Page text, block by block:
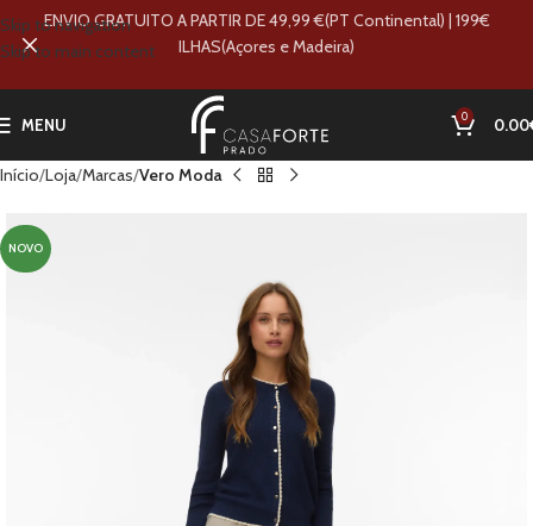
Skip to navigation
Skip to main content
MENU 0 0.00
Início Loja Marcas Vero Moda
NOVO
ENVIO GRATUITO A PARTIR DE 49,99 €(PT Continental) | 199€
ILHAS(Açores e Madeira)